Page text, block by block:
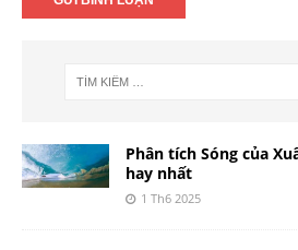
Phân tích Sóng của
hay nhất
1 Th6 2025